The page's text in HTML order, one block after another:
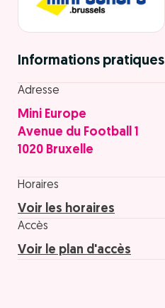
Informations pratiques
Adresse
Mini Europe
Avenue du Football 1
1020 Bruxelle
Horaires
Voir les horaires
Accès
Voir le plan d'accès